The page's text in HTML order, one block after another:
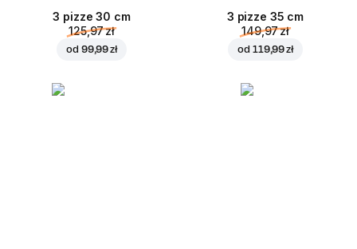
3 pizze 30 cm
125,97 zł
od 99,99 zł
3 pizze 35 cm
149,97 zł
od 119,99 zł